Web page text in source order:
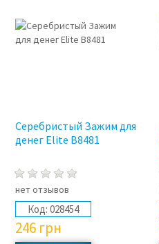
Серебристый Зажим для
денег Elite B8481
нет отзывов
Код: 028454
246 грн